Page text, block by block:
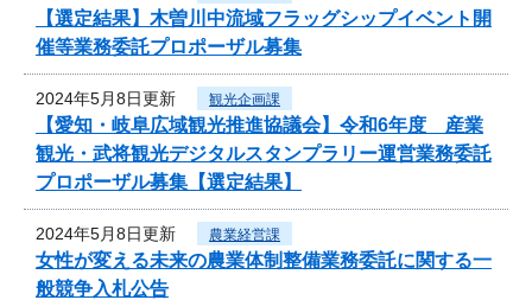
【選定結果】木曽川中流域フラッグシップイベント開
催等業務委託プロポーザル募集
2024年5月8日更新 観光企画課
【愛知・岐阜広域観光推進協議会】令和6年度 産業
観光・武将観光デジタルスタンプラリー運営業務委託
プロポーザル募集【選定結果】
2024年5月8日更新 農業経営課
女性が変える未来の農業体制整備業務委託に関する一
般競争入札公告